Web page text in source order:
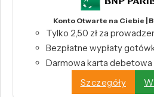
Konto Otwarte na Ciebie |
Tylko 2,50 zł za
Bezpłatne wypłaty
Darmowa karta debetowa
Szczegóły